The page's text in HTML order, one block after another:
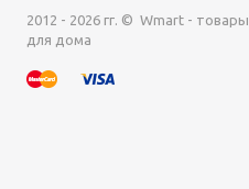
2012 - 2026 гг. © Wmart - товары
для дома